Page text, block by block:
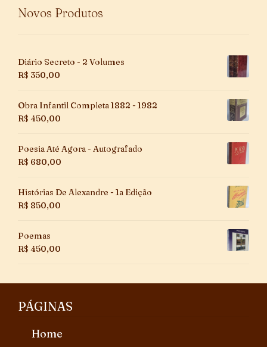
Novos Produtos
Diário Secreto - 2 Volumes
R$ 350,00
Obra Infantil Completa 1882 - 1982
R$ 450,00
Poesia Até Agora - Autografado
R$ 680,00
Histórias De Alexandre - 1a Edição
R$ 850,00
Poemas
R$ 450,00
PÁGINAS
Home